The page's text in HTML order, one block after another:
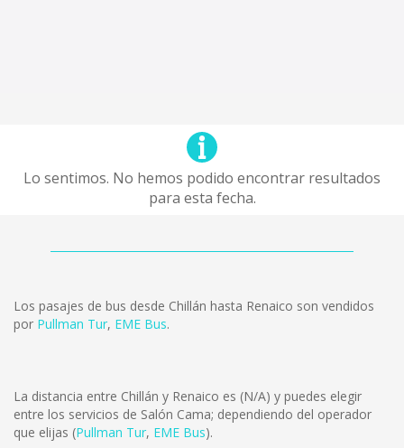
Lo sentimos. No hemos podido encontrar resultados
para esta fecha.
Los pasajes de bus desde Chillán hasta Renaico son vendidos
por Pullman Tur, EME Bus.
La distancia entre Chillán y Renaico es (N/A) y puedes elegir
entre los servicios de Salón Cama; dependiendo del operador
que elijas (Pullman Tur, EME Bus).